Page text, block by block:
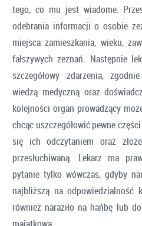
tego, co mu jest wiadome.
odebrania informacji o osobie
miejsca zamieszkania, wieku,
fałszywych zeznań. Następnie
szczegółowy zdarzenia,
wiedzą medyczną oraz
kolejności organ prowadzący
chcąc uszczegółowić pewne
się ich odczytaniem oraz
przesłuchiwaną. Lekarz ma
pytanie tylko wówczas, gdyby
najbliższą na odpowiedzialność
również naraziło na hańbę lub